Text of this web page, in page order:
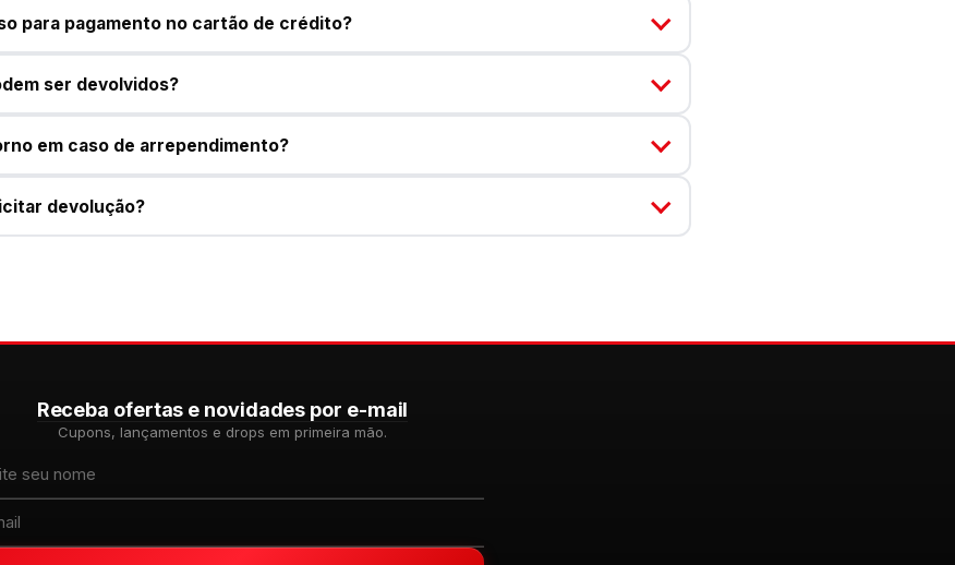
para pagamento no cartão de crédito?
ser devolvidos?
em caso de arrependimento?
devolução?
Receba ofertas e novidades por e-mail
Cupons, lançamentos e drops em primeira mão.